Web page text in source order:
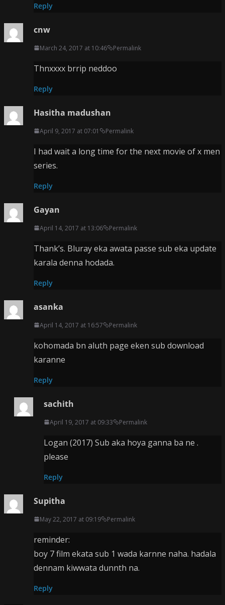
Reply
cnw
March 24, 2017 at 10:46 Permalink
Thnxxxx brrip neddoo
Reply
Hasitha madushan
April 9, 2017 at 07:01 Permalink
I had wait a long time for the next movie of x men
series.
Reply
Gayan
April 14, 2017 at 13:06 Permalink
Thank’s. Bluray eka awata passe sub eka update
karala denna hodada.
Reply
asanka
April 14, 2017 at 16:57 Permalink
kohomada bn aluth page eken sub download
karanne
Reply
sachith
April 19, 2017 at 09:33 Permalink
Logan (2017) Sub aka hoya ganna ba ne .
please
Reply
Supitha
May 22, 2017 at 09:19 Permalink
reminder:
boy 7 film ekata sub 1 wada karnne naha. hadala
dennam kiwwata dunnth na.
Reply